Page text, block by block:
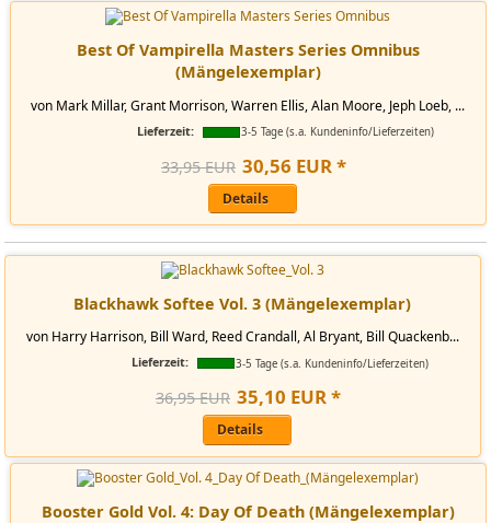
Best Of Vampirella Masters Series Omnibus
(Mängelexemplar)
von Mark Millar, Grant Morrison, Warren Ellis, Alan Moore, Jeph Loeb, ...
Lieferzeit: 3-5 Tage (s.a. Kundeninfo/Lieferzeiten)
33,95 EUR 30,56 EUR*
Details
Blackhawk Softee Vol. 3 (Mängelexemplar)
von Harry Harrison, Bill Ward, Reed Crandall, Al Bryant, Bill Quackenb...
Lieferzeit: 3-5 Tage (s.a. Kundeninfo/Lieferzeiten)
36,95 EUR 35,10 EUR*
Details
Booster Gold Vol. 4: Day Of Death (Mängelexemplar)